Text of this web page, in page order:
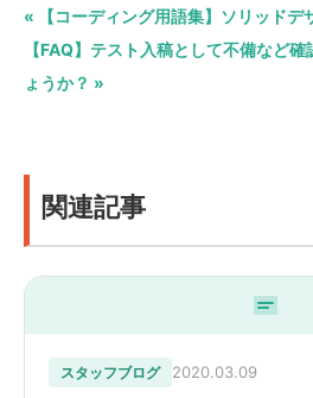
« 【コーディング用語集】ソリッドデ
【FAQ】テスト入稿として不備など
ょうか？ »
関連記事
スタッフブログ 2020.03.09